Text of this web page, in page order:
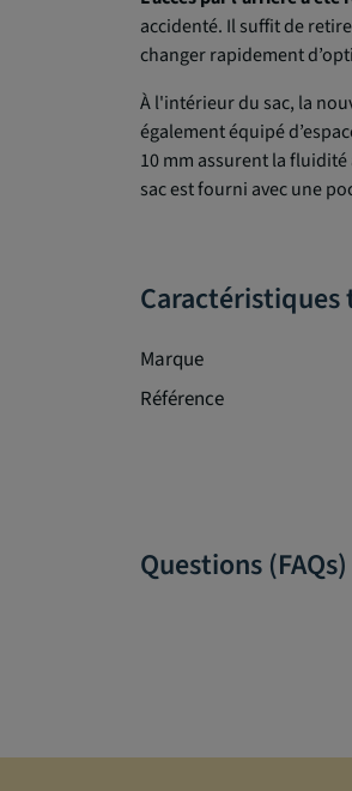
accidenté. Il suffit de
changer rapidement
À l'intérieur du sac, la
également équipé
10 mm assurent la fluidité
sac est fourni avec une
Caractéristiques
Marque
Référence
Questions (FAQs)